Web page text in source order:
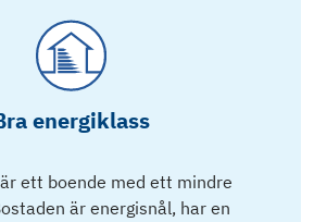
energiklass
ett boende med ett mindre
är energisnål, har en